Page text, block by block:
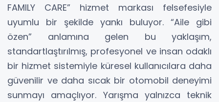
FAMILY CARE” hizmet markası felsefesiyle
uyumlu bir şekilde yankı buluyor. “Aile gibi
özen” anlamına gelen bu yaklaşım,
standartlaştırılmış, profesyonel ve insan odaklı
bir hizmet sistemiyle küresel kullanıcılara daha
güvenilir ve daha sıcak bir otomobil deneyimi
sunmayı amaçlıyor. Yarışma yalnızca teknik